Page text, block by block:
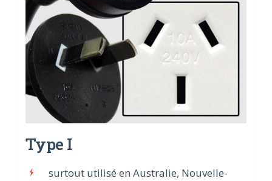
Type I
surtout utilisé en Australie, Nouvelle-